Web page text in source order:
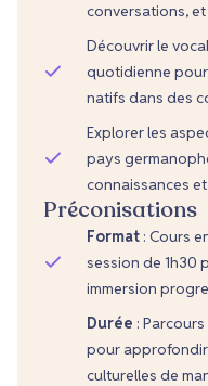
conversations,
Découvrir le
quotidienne
natifs dans des
Explorer les
pays
connaissances
Préconisations
Format : Cours
session de 1h30
immersion
Durée :
pour
culturelles de